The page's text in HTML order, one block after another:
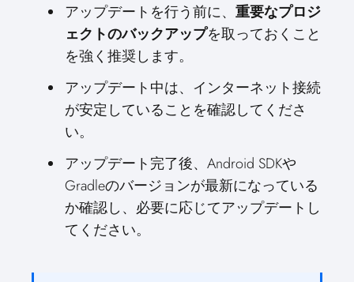
アップデートを行う前に、 重要なプロジ
ェクトのバックアップを取っておくこと
を強く推奨します。
アップデート中は、インターネット接続
が安定していることを確認してくださ
い。
アップデート完了後、Android SDKや
Gradleのバージョンが最新になっている
か確認し、必要に応じてアップデートし
てください。